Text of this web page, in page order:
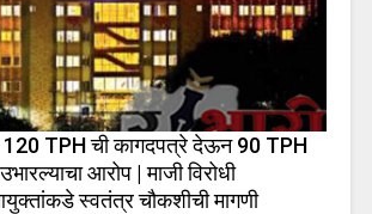
TPH ची कागदपत्रे देऊन 90 TPH
आरोप | माजी विरोधी
स्वतंत्र चौकशीची मागणी